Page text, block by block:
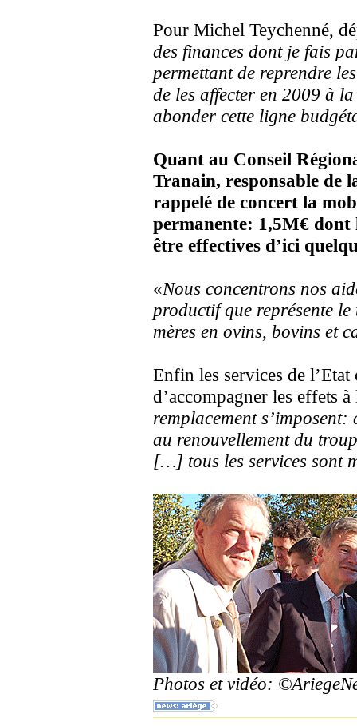
Pour Michel Teychenné,
des finances dont je fais
permettant de reprendre
de les affecter en 2009 à
abonder cette ligne
Quant au Conseil
Tranain, responsable de
rappelé de concert la
permanente: 1,5M€ dont
être effectives d’ici
«Nous concentrons nos
productif que représente
mères en ovins, bovins et
Enfin les services de
d’accompagner les effets
remplacement
au renouvellement du
[…] tous les services sont
Photos et vidéo: